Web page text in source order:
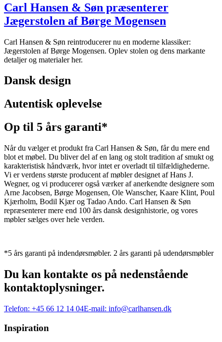
Carl Hansen & Søn præsenterer
Jægerstolen af Børge Mogensen
Carl Hansen & Søn reintroducerer nu en moderne klassiker:
Jægerstolen af Børge Mogensen. Oplev stolen og dens markante
detaljer og materialer her.
Dansk design
Autentisk oplevelse
Op til 5 års garanti*
Når du vælger et produkt fra Carl Hansen & Søn, får du mere end
blot et møbel. Du bliver del af en lang og stolt tradition af smukt og
karakteristisk håndværk, hvor intet er overladt til tilfældighederne.
Vi er verdens største producent af møbler designet af Hans J.
Wegner, og vi producerer også værker af anerkendte designere som
Arne Jacobsen, Børge Mogensen, Ole Wanscher, Kaare Klint, Poul
Kjærholm, Bodil Kjær og Tadao Ando. Carl Hansen & Søn
repræsenterer mere end 100 års dansk designhistorie, og vores
møbler sælges over hele verden.
*5 års garanti på indendørsmøbler. 2 års garanti på udendørsmøbler
Du kan kontakte os på nedenstående
kontaktoplysninger.
Telefon: +45 66 12 14 04E-mail: info@carlhansen.dk
Inspiration